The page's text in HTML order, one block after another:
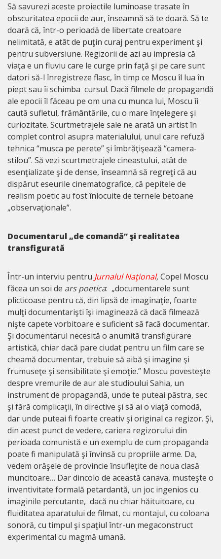
Să savurezi aceste proiectile luminoase trasate în
obscuritatea epocii de aur, înseamnă să te doară. Să te
doară că, într-o perioadă de libertate creatoare
nelimitată, e atât de puţin curaj pentru experiment şi
pentru subversiune. Regizorii de azi au impresia că
viaţa e un fluviu care le curge prin faţă şi pe care sunt
datori să-l înregistreze flasc, în timp ce Moscu îl lua în
piept sau îi schimba cursul. Dacă filmele de propagandă
ale epocii îl făceau pe om una cu munca lui, Moscu îi
caută sufletul, frământările, cu o mare înţelegere şi
curiozitate. Scurtmetrajele sale ne arată un artist în
complet control asupra materialului, unul care refuză
tehnica “musca pe perete” şi îmbrăţişează “camera-
stilou”. Să vezi scurtmetrajele cineastului, atât de
esenţializate şi de dense, înseamnă să regreţi că au
dispărut eseurile cinematografice, că pepitele de
realism poetic au fost înlocuite de ternele betoane
„observaţionale”.
Documentarul „de comandă” şi realitatea
transfigurată
Într-un interviu pentru Jurnalul Naţional,Copel Moscu
făcea un soi de ars poetica: „documentarele sunt
plicticoase pentru că, din lipsă de imaginaţie, foarte
mulţi documentarişti îşi imaginează că dacă filmează
nişte capete vorbitoare e suficient să facă documentar.
Şi documentarul necesită o anumită transfigurare
artistică, chiar dacă pare ciudat pentru un film care se
cheamă documentar, trebuie să aibă şi imagine şi
frumuseţe şi sensibilitate şi emoţie.” Moscu povesteşte
despre vremurile de aur ale studioului Sahia, un
instrument de propagandă, unde te puteai păstra, sec
şi fără complicaţii, în directive şi să ai o viaţă comodă,
dar unde puteai fi foarte creativ şi original ca regizor. Şi,
din acest punct de vedere, cariera regizorului din
perioada comunistă e un exemplu de cum propaganda
poate fi manipulată şi învinsă cu propriile arme. Da,
vedem orăşele de provincie însufleţite de noua clasă
muncitoare… Dar dincolo de această canava, musteşte o
inventivitate formală petardantă, un joc ingenios cu
imaginile percutante, dacă nu chiar hăituitoare, cu
fluiditatea aparatului de filmat, cu montajul, cu coloana
sonoră, cu timpul şi spaţiul într-un megaconstruct
experimental cu magmă umană.